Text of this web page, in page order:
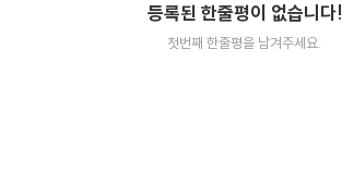
등록된 한줄평이 없습니다!
첫번째 한줄평을 남겨주세요.